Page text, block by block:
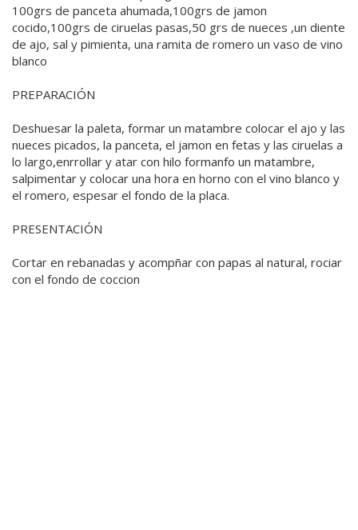
100grs de panceta ahumada,100grs de jamon
cocido,100grs de ciruelas pasas,50 grs de nueces ,un diente
de ajo, sal y pimienta, una ramita de romero un vaso de vino
blanco
PREPARACIÓN
Deshuesar la paleta, formar un matambre colocar el ajo y las
nueces picados, la panceta, el jamon en fetas y las ciruelas a
lo largo,enrrollar y atar con hilo formanfo un matambre,
salpimentar y colocar una hora en horno con el vino blanco y
el romero, espesar el fondo de la placa.
PRESENTACIÓN
Cortar en rebanadas y acompñar con papas al natural, rociar
con el fondo de coccion